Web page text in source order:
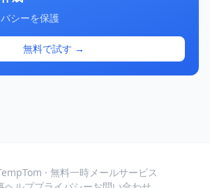
シーを保護
無料で試す →
· 無料一時メールサービス